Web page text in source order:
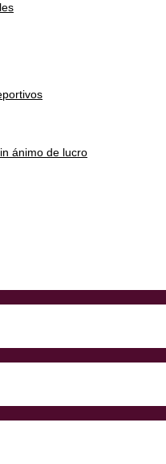
ánimo de lucro